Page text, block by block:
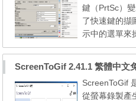
鍵（PrtSc）
了快速鍵的擷
示中的選單來
指定區域、上
t Explorer）
以將上傳到
r、
擷取後可以直
ScreenToGif
從螢幕錄製產